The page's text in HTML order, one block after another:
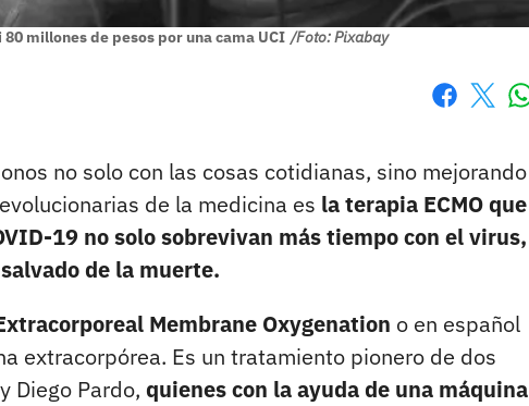
millones de pesos por una cama UCI /Foto: Pixabay
no solo con las cosas cotidianas, sino mejorando
de la medicina es la terapia ECMO que
19 no solo sobrevivan más tiempo con el virus,
de la muerte.
Membrane Oxygenation o en español
extracorpórea. Es un tratamiento pionero de dos
Diego Pardo, quienes con la ayuda de una máquina